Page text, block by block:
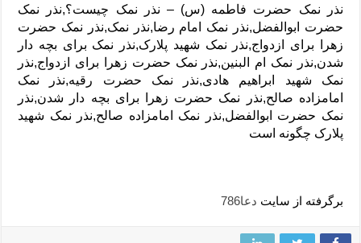
نذر نمک حضرت فاطمه (س) – نذر نمک چیست؟,نذر نمک
حضرت ابوالفضل,نذر نمک امام رضا,نذر نمک,نذر نمک حضرت
زهرا برای ازدواج,نذر نمک شهید پلارک,نذر نمک برای بچه دار
شدن,نذر نمک ام البنین,نذر نمک حضرت زهرا برای ازدواج,نذر
نمک شهید ابراهیم هادی,نذر نمک حضرت رقیه,نذر نمک
امامزاده صالح,نذر نمک حضرت زهرا برای بچه دار شدن,نذر
نمک حضرت ابوالفضل,نذر نمک امامزاده صالح,نذر نمک شهید
پلارک چگونه است
برگرفته از سایت دعا786